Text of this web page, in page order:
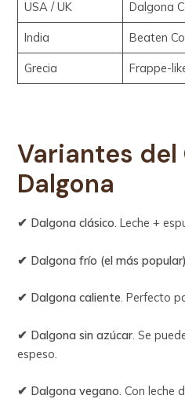
USA / UK Dalgona
India Beaten
Grecia Frappe-
Variantes del
Dalgona
✔ Dalgona clásico. Leche +
✔ Dalgona frío (el más
✔ Dalgona caliente. Perfecto
✔ Dalgona sin azúcar . Se
espeso.
✔ Dalgona vegano. Con leche